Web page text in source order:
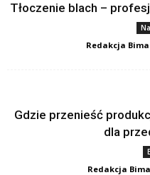
Tłoczenie blach –
Redakcja
Gdzie przenieść
dla
Redakcja